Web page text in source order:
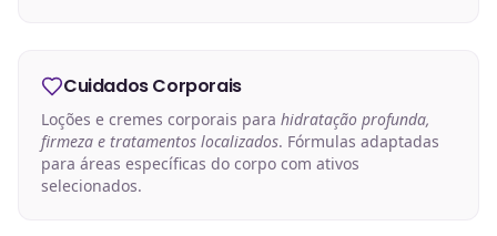
Cuidados Corporais
Loções e cremes corporais para hidratação profunda,
firmeza e tratamentos localizados. Fórmulas adaptadas
para áreas específicas do corpo com ativos
selecionados.